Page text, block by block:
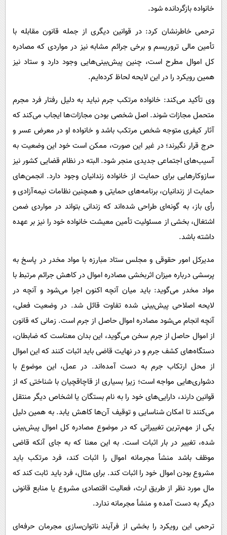
خانواده بازگردانده شود.
ترحمی خاطرنشان کرد: در قوانین دیگری از جمله قانون مقابله با
تأمین مالی تروریسم و برخی جرائم مشابه نیز در مواردی که مصادره
کل اموال مطرح است، چنین پیش‌بینی‌هایی وجود دارد و ستاد نیز
همین رویکرد را در این لایحه لحاظ کرده‌ایم.
وی تأکید می‌کند: خانواده مرتکب جرم نباید به دلیل رفتار فرد مجرم
متحمل مجازات شوند. اصل شخصی بودن مجازات‌ها ایجاب می‌کند که
آثار کیفری متوجه شخص مرتکب باشد و خانواده او در معرض عسر و
حرج قرار نگیرند؛ در غیر این صورت، ممکن است خود این وضعیت به
آسیب‌های اجتماعی جدیدی منجر شود. البته در نظام قضایی کشور نیز
سازوکارهایی برای حمایت از خانواده زندانیان وجود دارد. انجمن‌های
حمایت از زندانیان، برنامه‌های حمایتی و همچنین نظامات نیمه‌آزادی و
رأی باز، به گونه‌ای طراحی شده‌اند که زندانی بتواند در مواردی ضمن
اشتغال، بخشی از مسئولیت تأمین معیشت خانواده خود را نیز بر عهده
داشته باشد.
مدیرکل امور حقوقی و مجلس ستاد مبارزه با مواد مخدر در پاسخ به
پرسشی درباره میزان اثربخشی مصادره اموال در کاهش جرائم مرتبط با
مواد مخدر می‌گوید: باید میان آنچه اکنون اجرا می‌شود و آنچه در
لایحه اصلاحی پیش‌بینی شده تفاوت قائل شد. در وضعیت فعلی،
آنچه انجام می‌شود مصادره اموال حاصل از جرم است. زمانی که قانون
از اموال حاصل از جرم سخن می‌گوید، این بدان معناست که ضابطان،
دستگاه‌های کشف جرم و در نهایت قاضی باید اثبات کنند که این اموال
از محل ارتکاب جرم به دست آمده‌اند. در عمل، این موضوع با
دشواری‌هایی مواجه است؛ زیرا بسیاری از قاچاقچیان با شناختی که از
قوانین دارند، دارایی‌های خود را به نام بستگان یا اشخاص دیگر منتقل
می‌کنند تا امکان شناسایی و توقیف آن‌ها کاهش یابد. به همین دلیل
یکی از مهم‌ترین تغییراتی که در موضوع مصادره کل اموال پیش‌بینی
شده، تغییر در بار اثبات است. به این معنا که به جای آنکه قاضی
موظف باشد منشأ مجرمانه اموال را اثبات کند، فرد مرتکب باید
مشروع بودن اموال خود را اثبات کند. برای مثال، فرد باید ثابت کند که
مال مورد نظر از طریق ارث، فعالیت اقتصادی مشروع یا منابع قانونی
دیگر به دست آمده و منشأ مجرمانه ندارد.
ترحمی این رویکرد را بخشی از فرآیند ناتوان‌سازی مجرمان حرفه‌ای